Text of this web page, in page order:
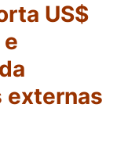
US$
externas